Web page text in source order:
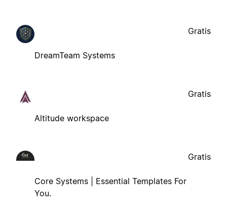
DreamTeam Systems
Gratis
Altitude workspace
Gratis
Core Systems | Essential Templates For
You.
Gratis